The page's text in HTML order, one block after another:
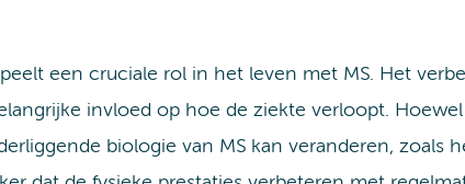
een cruciale rol in het leven met MS. Het
invloed op hoe de ziekte verloopt.
biologie van MS kan veranderen, zoals